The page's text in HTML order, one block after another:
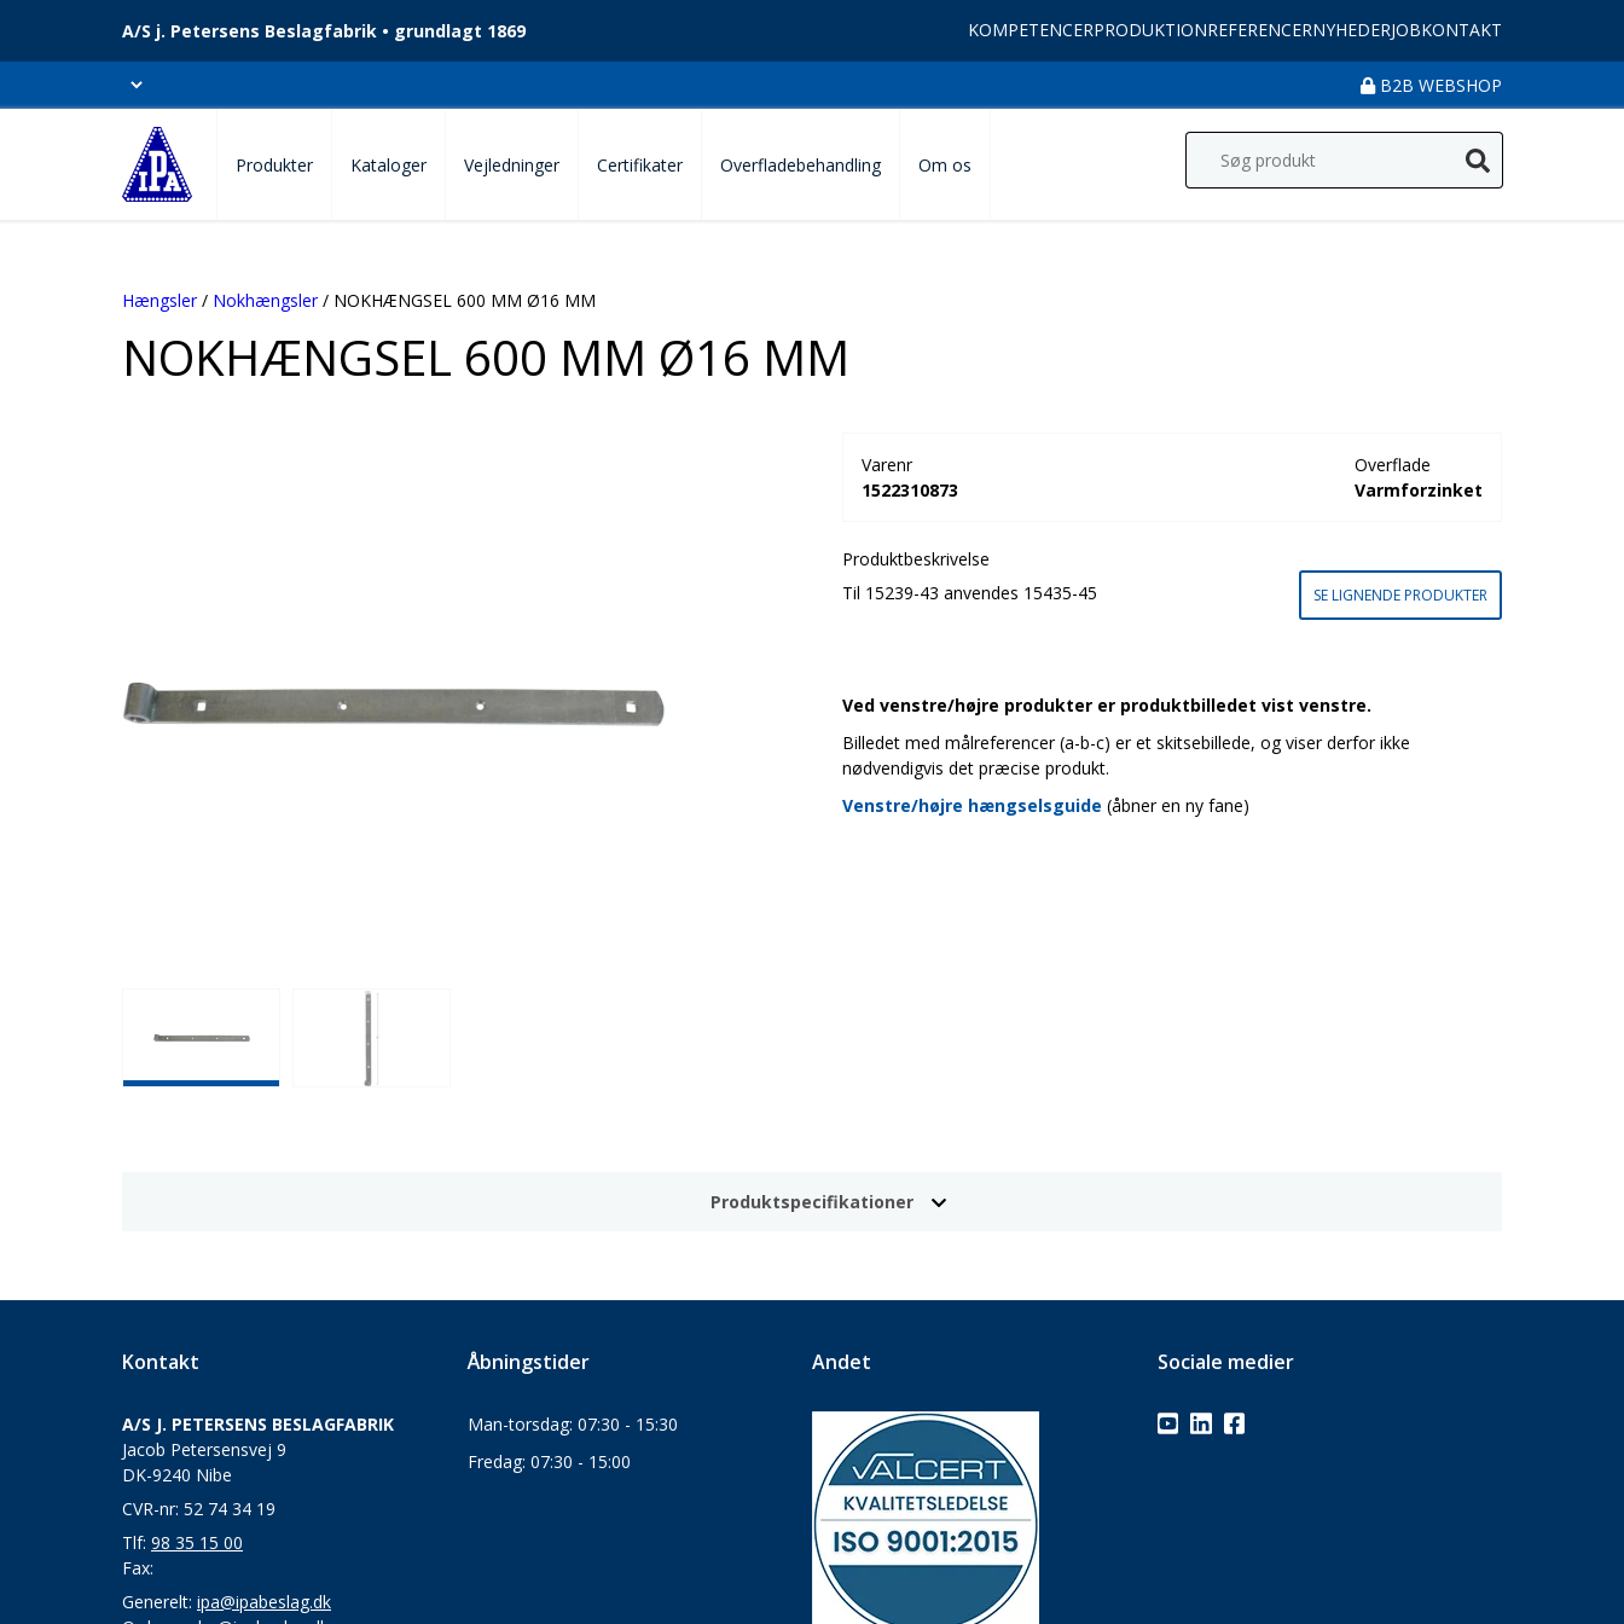
A/S j. Petersens Beslagfabrik • grundlagt 1869 KOMPETENCERPRODUKTIONREFERENCERNYHEDERJOBKONTAKT
B2B WEBSHOP
Produkter Kataloger Vejledninger Certifikater Overfladebehandling Om os
Hængsler/ Nokhængsler/ NOKHÆNGSEL 600 MM Ø16 MM
NOKHÆNGSEL 600 MM Ø16 MM
Varenr
1522310873
Overflade
Varmforzinket
Produktbeskrivelse
Til 15239-43 anvendes 15435-45
SE LIGNENDE PRODUKTER
Ved venstre/højre produkter er produktbilledet vist venstre.
Billedet med målreferencer (a-b-c) er et skitsebillede, og viser derfor ikke
nødvendigvis det præcise produkt.
Venstre/højre hængselsguide (åbner en ny fane)
Produktspecifikationer
Kontakt
A/S J. PETERSENS BESLAGFABRIK
Jacob Petersensvej 9
DK-9240 Nibe
CVR-nr: 52 74 34 19
Tlf: 98 35 15 00
Fax:
Generelt: ipa@ipabeslag.dk
Åbningstider
Man-torsdag: 07:30 - 15:30
Fredag: 07:30 - 15:00
Andet Sociale medier